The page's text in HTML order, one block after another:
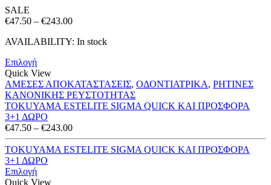
SALE
€47.50 – €243.00Price
€47.50
AVAILABILITY: In stock
Επιλογή
Quick View
ΑΜΕΣΕΣ ΑΠΟΚΑΤΑΣΤΑΣΕΙΣ, ΟΔΟΝΤΙΑΤΡΙΚΑ, ΡΗΤΙΝΕΣ
ΚΑΝΟΝΙΚΗΣ ΡΕΥΣΤΟΤΗΤΑΣ
TOKUYAMA ESTELITE SIGMA QUICK ΚΑΙ ΠΡΟΣΦΟΡΑ
3+1 ΔΩΡΟ
€47.50 – €243.00Price
range:
€47.50
TOKUYAMA ESTELITE SIGMA QUICK ΚΑΙ ΠΡΟΣΦΟΡΑ
3+1 ΔΩΡΟ
Επιλογή
Quick View